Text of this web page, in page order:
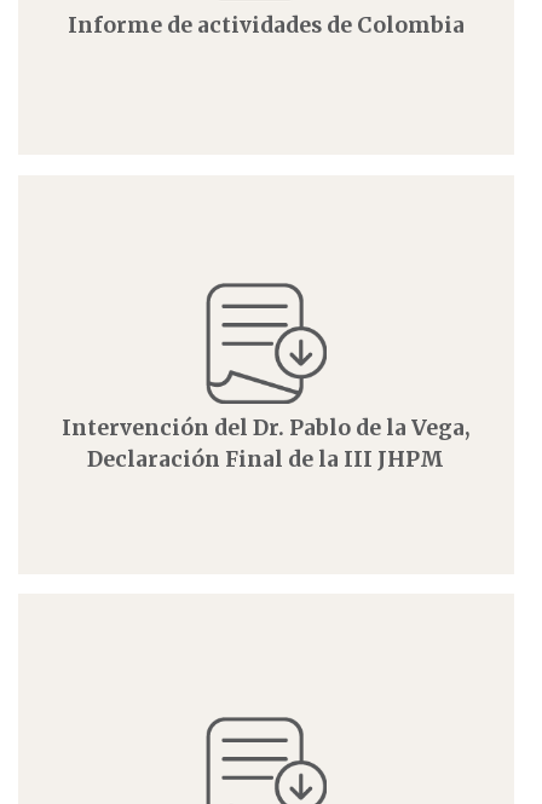
Informe de actividades de Colombia
Intervención del Dr. Pablo de la Vega,
Declaración Final de la III JHPM